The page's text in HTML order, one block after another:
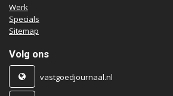
Werk
Specials
Sitemap
Volg ons
vastgoedjournaal.nl